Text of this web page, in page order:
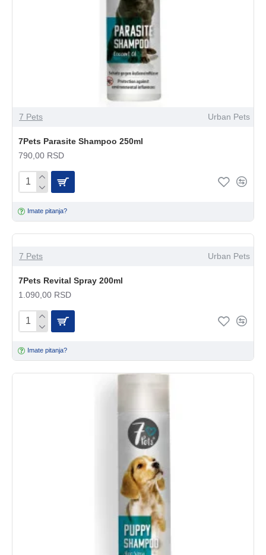
7 Pets Urban Pets
7Pets Parasite Shampoo 250ml
790,00 RSD
Imate pitanja?
7 Pets Urban Pets
7Pets Revital Spray 200ml
1.090,00 RSD
Imate pitanja?